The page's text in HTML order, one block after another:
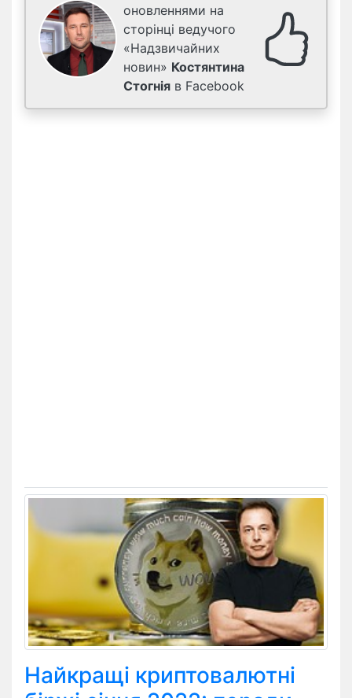
оновленнями на
сторінці ведучого
«Надзвичайних
новин» Костянтина
Стогнія в Facebook
Найкращі криптовалютні